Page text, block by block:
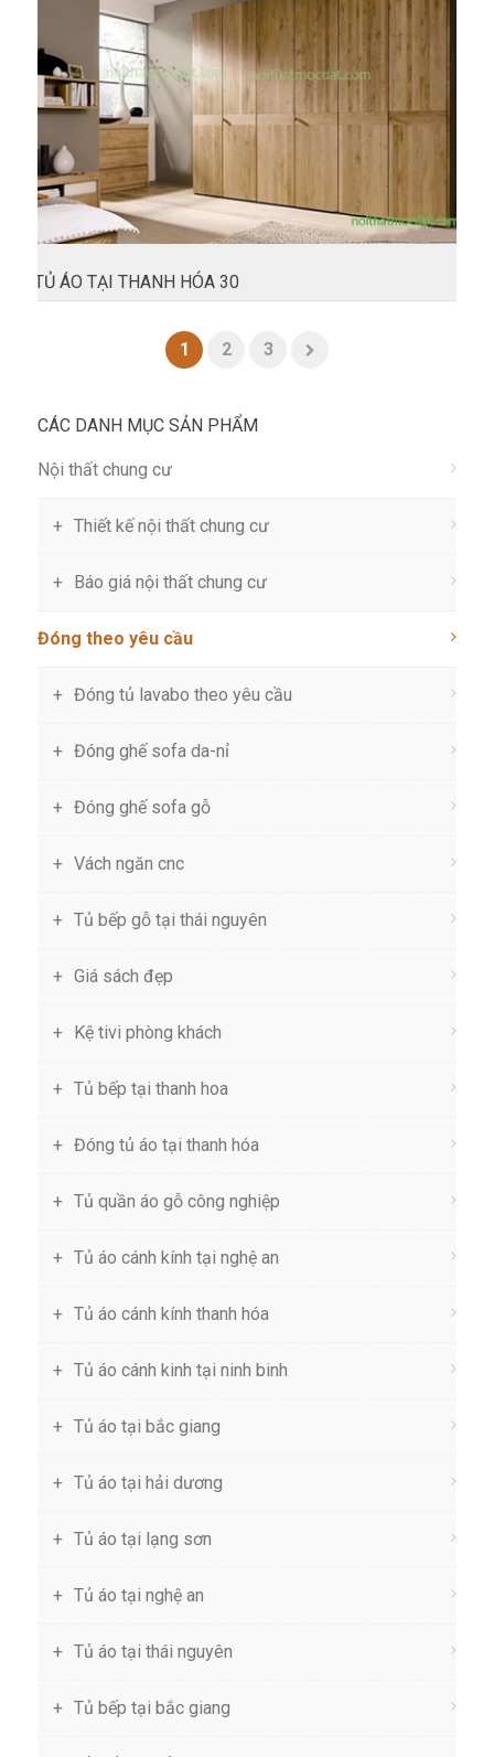
TỦ ÁO TẠI THANH HÓA 30
1 2 3
CÁC DANH MỤC SẢN PHẨM
Nội thất chung cư
Thiết kế nội thất chung cư
Báo giá nội thất chung cư
Đóng theo yêu cầu
Đóng tủ lavabo theo yêu cầu
Đóng ghế sofa da-nỉ
Đóng ghế sofa gỗ
Vách ngăn cnc
Tủ bếp gỗ tại thái nguyên
Giá sách đẹp
Kệ tivi phòng khách
Tủ bếp tại thanh hoa
Đóng tủ áo tại thanh hóa
Tủ quần áo gỗ công nghiệp
Tủ áo cánh kính tại nghệ an
Tủ áo cánh kính thanh hóa
Tủ áo cánh kinh tại ninh binh
Tủ áo tại bắc giang
Tủ áo tại hải dương
Tủ áo tại lạng sơn
Tủ áo tại nghệ an
Tủ áo tại thái nguyên
Tủ bếp tại bắc giang